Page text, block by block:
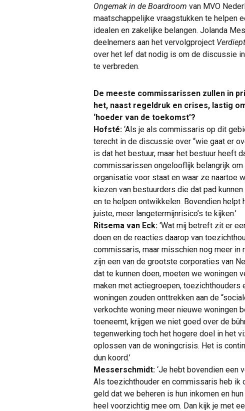
Ongemak in de Boardroom van MVO
maatschappelijke vraagstukken te helpen
idealen en zakelijke belangen. Jolanda
deelnemers aan het vervolgproject
over het lef dat nodig is om de discussie
te verbreden.
De meeste commissarissen zullen in
het, naast regeldruk en crises, lastig
‘hoeder van de toekomst’?
Hofsté: ‘Als je als commissaris op dit
terecht in de discussie over “wie gaat er
is dat het bestuur, maar het bestuur heeft
commissarissen ongelooflijk belangrijk
organisatie voor staat en waar ze naartoe
kiezen van bestuurders die dat pad
en te helpen ontwikkelen. Bovendien
juiste, meer langetermijnrisico’s te kijken.’
Ritsema van Eck: ‘Wat mij betreft zit er
doen en de reacties daarop van
commissaris, maar misschien nog meer in
zijn een van de grootste corporaties van
dat te kunnen doen, moeten we woningen
maken met actiegroepen,
woningen zouden onttrekken aan de
verkochte woning meer nieuwe woningen
toeneemt, krijgen we niet goed over de
tegenwerking toch het hogere doel in het
oplossen van de woningcrisis. Het is
dun koord.’
Messerschmidt: ‘Je hebt bovendien een
Als toezichthouder en commissaris heb ik
geld dat we beheren is hun inkomen en
heel voorzichtig mee om. Dan kijk je met